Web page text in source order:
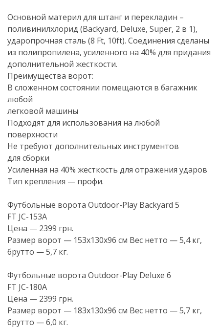
Основной материл для штанг и перекладин –
поливинилхлорид (Backyard, Deluxe, Super, 2 в 1),
ударопрочная сталь (8 Ft, 10ft). Соединения сделаны
из полипропилена, усиленного на 40% для придания
дополнительной жесткости.
Преимущества ворот:
В сложенном состоянии помещаются в багажник
любой
легковой машины
Подходят для использования на любой
поверхности
Не требуют дополнительных инструментов
для сборки
Усиленная на 40% жесткость для отражения ударов
Тип крепления — профи.
Футбольные ворота Outdoor-Play Backyard 5
FT JC-153A
Цена — 2399 грн.
Размер ворот — 153х130х96 см Вес нетто — 5,4 кг,
брутто — 5,7 кг.
Футбольные ворота Outdoor-Play Deluxe 6
FT JC-180A
Цена — 2399 грн.
Размер ворот — 183х130х96 см Вес нетто — 5,7 кг,
брутто — 6,0 кг.